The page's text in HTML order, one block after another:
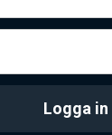
Logga in